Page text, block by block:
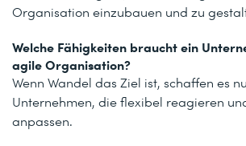
Organisation einzubauen und zu
Welche Fähigkeiten braucht ein
agile Organisation?
Wenn Wandel das Ziel ist, schaffen es
Unternehmen, die flexibel reagieren
anpassen.